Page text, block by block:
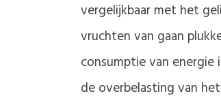
vergelijkbaar met het
vruchten van gaan
consumptie van
de overbelasting van